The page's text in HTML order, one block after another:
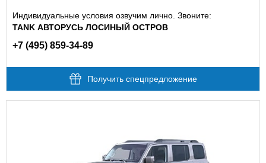
Индивидуальные условия озвучим лично. Звоните:
TANK АВТОРУСЬ ЛОСИНЫЙ ОСТРОВ
+7 (495) 859-34-89
Получить спецпредложение